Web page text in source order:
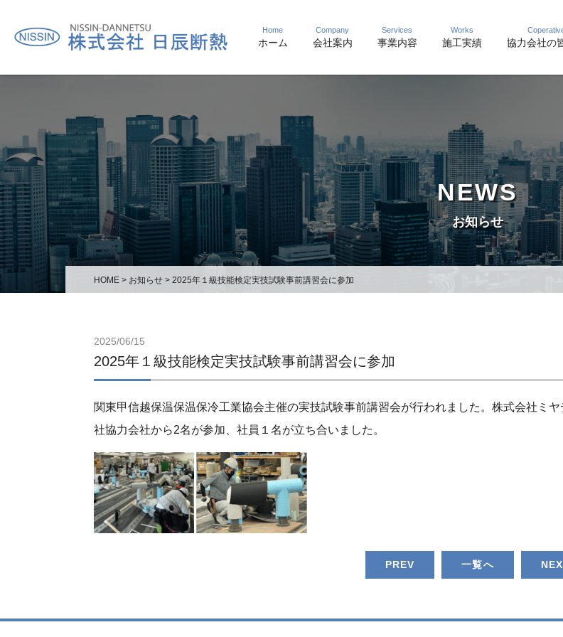
Home
ホーム
Company
会社案内
Services
事業内容
Works
施工実績 協力会社の
NEWS
お知らせ
HOME > お知らせ > 2025年１級技能検定実技試験事前講習会に参加
2025/06/15
2025年１級技能検定実技試験事前講習会に参加
関東甲信越保温保温保冷工業協会主催の実技試験事前講習会が行われました。株式会社ミ
社協力会社から2名が参加、社員１名が立ち合いました。
PREV 一覧へ